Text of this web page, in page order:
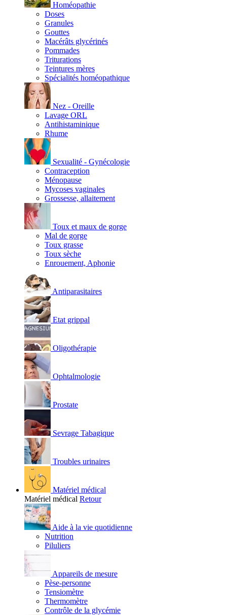
Homéopathie
Doses
Granules
Gouttes
Macérâts glycérinés
Pommades
Triturations
Teintures mères
Spécialités homéopathique
Nez - Oreille
Lavage ORL
Antihistaminique
Rhume
Sexualité - Gynécologie
Contraception
Ménopause
Mycoses vaginales
Grossesse, allaitement
Toux et maux de gorge
Mal de gorge
Toux grasse
Toux sèche
Enrouement, Aphonie
Antiparasitaires
Etat grippal
Oligothérapie
Ophtalmologie
Prostate
Sevrage Tabagique
Troubles urinaires
Matériel médical
Matériel médical Retour
Aide à la vie quotidienne
Nutrition
Piluliers
Appareils de mesure
Pèse-personne
Tensiomètre
Thermomètre
Contrôle de la glycémie